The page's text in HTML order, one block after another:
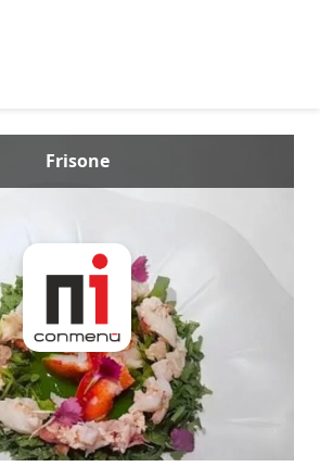
Frisone